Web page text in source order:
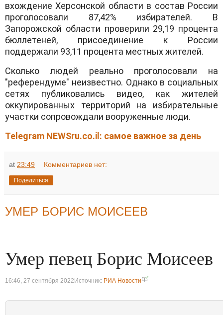
вхождение Херсонской области в состав России
проголосовали 87,42% избирателей. В
Запорожской области проверили 29,19 процента
бюллетеней, присоединение к России
поддержали 93,11 процента местных жителей.
Сколько людей реально проголосовали на
"референдуме" неизвестно. Однако в социальных
сетях публиковались видео, как жителей
оккупированных территорий на избирательные
участки сопровождали вооруженные люди.
Telegram NEWSru.co.il: самое важное за день
at 23:49 Комментариев нет:
Поделиться
УМЕР БОРИС МОИСЕЕВ
Умер певец Борис Моисеев
16:46, 27 сентября 2022 Источник: РИА Новости